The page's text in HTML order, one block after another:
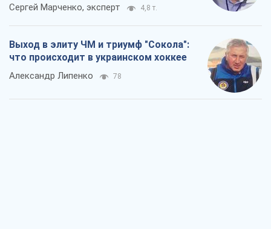
Сергей Марченко, эксперт 4,8 т.
Выход в элиту ЧМ и триумф "Сокола":
что происходит в украинском хоккее
Александр Липенко 78